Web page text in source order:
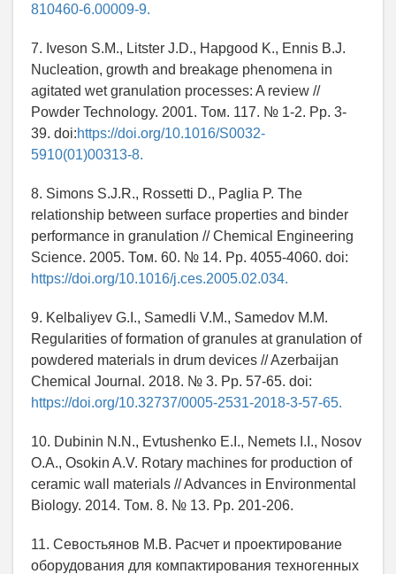
810460-6.00009-9.
7. Iveson S.M., Litster J.D., Hapgood K., Ennis B.J.
Nucleation, growth and breakage phenomena in
agitated wet granulation processes: A review //
Powder Technology. 2001. Том. 117. № 1-2. Pp. 3-
39. doi:https://doi.org/10.1016/S0032-
5910(01)00313-8.
8. Simons S.J.R., Rossetti D., Paglia P. The
relationship between surface properties and binder
performance in granulation // Chemical Engineering
Science. 2005. Том. 60. № 14. Pp. 4055-4060. doi:
https://doi.org/10.1016/j.ces.2005.02.034.
9. Kelbaliyev G.I., Samedli V.M., Samedov M.M.
Regularities of formation of granules at granulation of
powdered materials in drum devices // Azerbaijan
Chemical Journal. 2018. № 3. Pp. 57-65. doi:
https://doi.org/10.32737/0005-2531-2018-3-57-65.
10. Dubinin N.N., Evtushenko E.I., Nemets I.I., Nosov
O.A., Osokin A.V. Rotary machines for production of
ceramic wall materials // Advances in Environmental
Biology. 2014. Том. 8. № 13. Pp. 201-206.
11. Севостьянов М.В. Расчет и проектирование
оборудования для компактирования техногенных